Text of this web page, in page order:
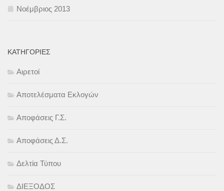
Νοέμβριος 2013
KΑΤΗΓΟΡΊΕΣ
Αιρετοί
Αποτελέσματα Εκλογών
Αποφάσεις Γ.Σ.
Αποφάσεις Δ.Σ.
Δελτία Τύπου
ΔΙΕΞΟΔΟΣ